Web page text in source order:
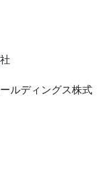
ルディングス株式